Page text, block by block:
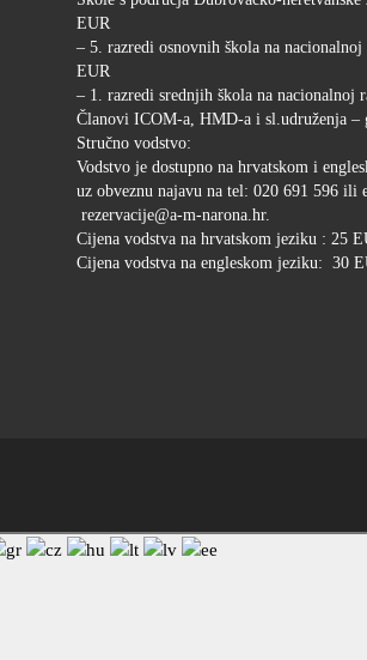
EUR
– 5. razredi osnovnih škola na
EUR
– 1. razredi srednjih škola na nacionalnoj
Članovi ICOM-a, HMD-a i sl.udruženja –
Stručno vodstvo:
Vodstvo je dostupno na hrvatskom i
uz obveznu najavu na tel: 020 691 596 ili
rezervacije@a-m-narona.hr.
Cijena vodstva na hrvatskom jeziku : 25
Cijena vodstva na engleskom jeziku: 30